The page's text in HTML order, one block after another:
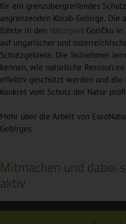
für ein grenzübergreifendes
angrenzenden Korab-Gebirge. Die
führte in den Naturpark Goričko
auf ungarischer und
Schutzgebiete. Die Teilnehmer
kennen, wie natürliche
effektiv geschützt werden und die
konkret vom Schutz der Natur
Mehr über die Arbeit von
Gebirges
Mitmachen und dabei
aktiv